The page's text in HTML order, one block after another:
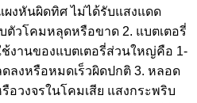
ผงหันผิดทิศ ไม่ได้รับแสงแดด
ตัวโคมหลุดหรือขาด 2. แบตเตอรี่
งานของแบตเตอรี่ส่วนใหญ่คือ 1-
ลงหรือหมดเร็วผิดปกติ 3. หลอด
อวงจรในโคมเสีย แสงกระพริบ